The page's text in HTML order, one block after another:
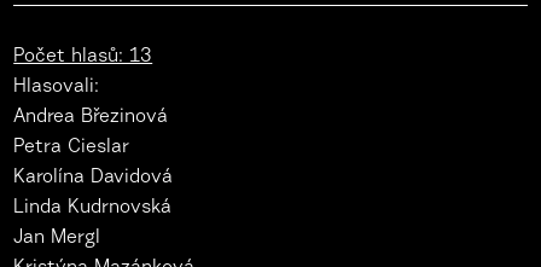
Počet hlasů: 13
Hlasovali:
Andrea Březinová
Petra Cieslar
Karolína Davidová
Linda Kudrnovská
Jan Mergl